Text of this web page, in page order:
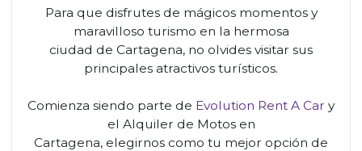
Para que disfrutes de mágicos momentos y
maravilloso turismo en la hermosa
ciudad de Cartagena, no olvides visitar sus
principales atractivos turísticos.
Comienza siendo parte de Evolution Rent A Car y
el Alquiler de Motos en
Cartagena, elegirnos como tu mejor opción de